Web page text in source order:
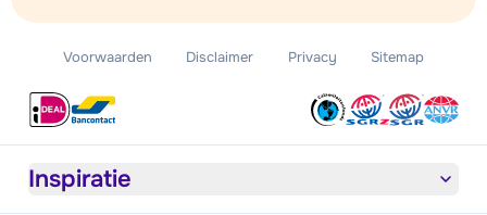
Voorwaarden Disclaimer Privacy Sitemap
Inspiratie